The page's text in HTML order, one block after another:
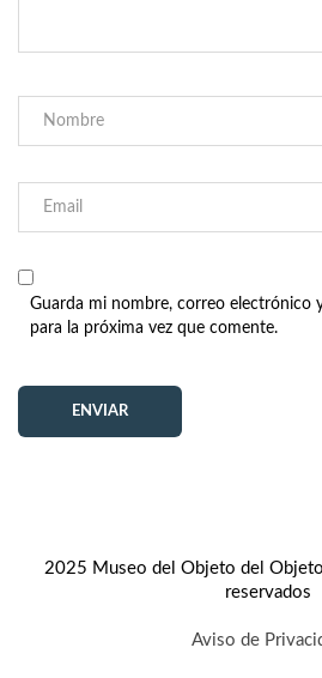
Guarda mi nombre, correo electrónico
para la próxima vez que comente.
2025 Museo del Objeto del
reservados
Aviso de